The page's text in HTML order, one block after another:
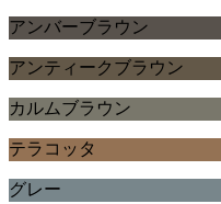
アンバーブラウン
アンティークブラウン
カルムブラウン
テラコッタ
グレー